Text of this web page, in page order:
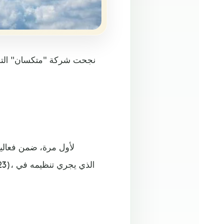
نجحت شركة "متكسان"